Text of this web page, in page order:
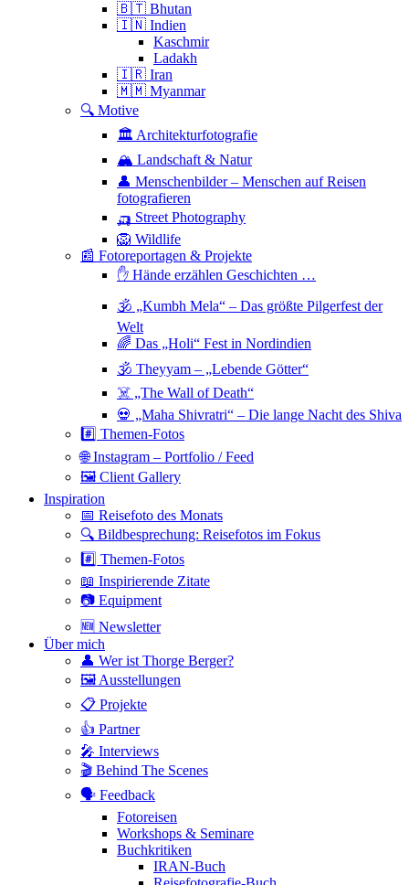
🇧🇹 Bhutan
🇮🇳 Indien
Kaschmir
Ladakh
🇮🇷 Iran
🇲🇲 Myanmar
🔍 Motive
🏛 Architekturfotografie
🏔 Landschaft & Natur
👤 Menschenbilder – Menschen auf Reisen
fotografieren
🛺 Street Photography
🦁 Wildlife
📰 Fotoreportagen & Projekte
✋ Hände erzählen Geschichten …
🕉 „Kumbh Mela“ – Das größte Pilgerfest der
Welt
🌈 Das „Holi“ Fest in Nordindien
🕉 Theyyam – „Lebende Götter“
☠️ „The Wall of Death“
💀 „Maha Shivratri“ – Die lange Nacht des Shiva
#️⃣ Themen-Fotos
🌐 Instagram – Portfolio / Feed
🖼 Client Gallery
Inspiration
📅 Reisefoto des Monats
🔍 Bildbesprechung: Reisefotos im Fokus
#️⃣ Themen-Fotos
📖 Inspirierende Zitate
📷 Equipment
🆕 Newsletter
Über mich
👤 Wer ist Thorge Berger?
🖼 Ausstellungen
📋 Projekte
👍 Partner
🎤 Interviews
🎬 Behind The Scenes
🗣 Feedback
Fotoreisen
Workshops & Seminare
Buchkritiken
IRAN-Buch